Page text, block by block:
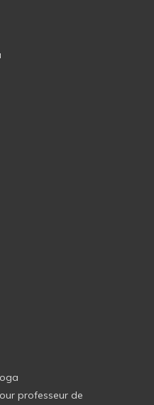
professeur de